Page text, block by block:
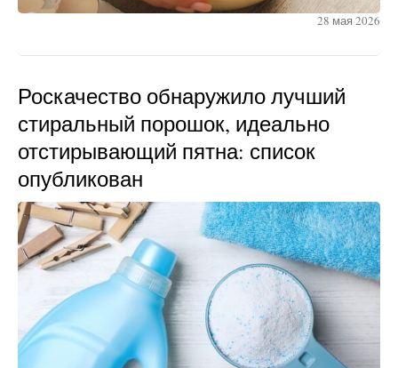
28 мая 2026
Роскачество обнаружило лучший
стиральный порошок, идеально
отстирывающий пятна: список
опубликован